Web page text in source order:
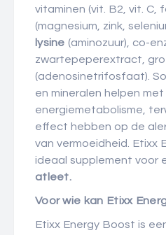
vitaminen (vit. B2, vit. C,
(magnesium, zink,
lysine (aminozuur), co-
zwartepeperextract,
(adenosinetrifosfaat).
en mineralen helpen
energiemetabolisme,
effect hebben op de
van vermoeidheid. Etixx
ideaal supplement voor
atleet.
Voor wie kan Etixx
Etixx Energy Boost is